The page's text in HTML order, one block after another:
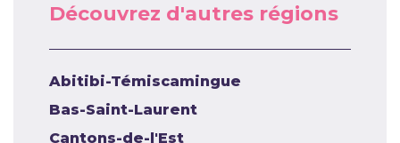
Découvrez d'autres régions
Abitibi-Témiscamingue
Bas-Saint-Laurent
Cantons-de-l'Est